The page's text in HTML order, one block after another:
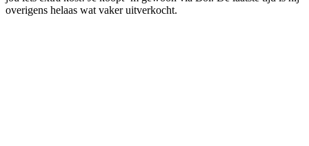
overigens helaas wat vaker uitverkocht.